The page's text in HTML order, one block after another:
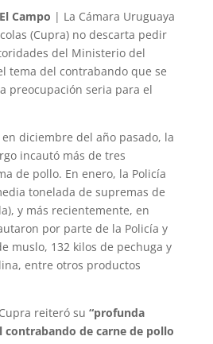
Campo | La Cámara Uruguaya
(Cupra) no descarta pedir
del Ministerio del
tema del contrabando que se
preocupación seria para el
diciembre del año pasado, la
incautó más de tres
de pollo. En enero, la Policía
tonelada de supremas de
y más recientemente, en
por parte de la Policía y
muslo, 132 kilos de pechuga y
entre otros productos
reiteró su “profunda
contrabando de carne de pollo